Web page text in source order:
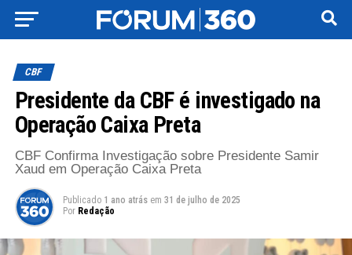
CBF
Presidente da CBF é investigado na
Operação Caixa Preta
CBF Confirma Investigação sobre Presidente Samir
Xaud em Operação Caixa Preta
Publicado 1 ano atrás em 31 de julho de 2025
Por Redação